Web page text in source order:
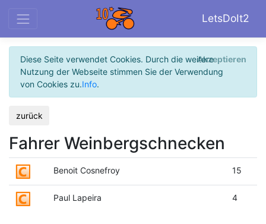
LetsDoIt2
Diese Seite verwendet Cookies. Durch die weitere
Nutzung der Webseite stimmen Sie der Verwendung
von Cookies zu.Info.
Akzeptieren
zurück
Fahrer Weinbergschnecken
Benoit Cosnefroy 15
Paul Lapeira 4